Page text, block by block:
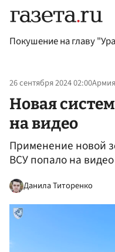
Покушение на главу
26 сентября 2024 02:00Армия
Новая
на видео
Применение новой
ВСУ попало на видео
Данила Титоренко